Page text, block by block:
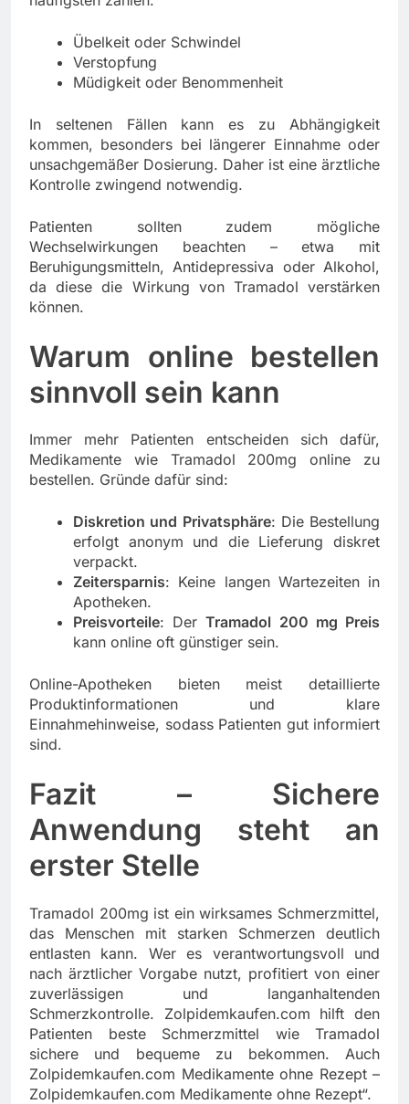
Übelkeit oder Schwindel
Verstopfung
Müdigkeit oder Benommenheit
In seltenen Fällen kann es zu Abhängigkeit
kommen, besonders bei längerer Einnahme oder
unsachgemäßer Dosierung. Daher ist eine ärztliche
Kontrolle zwingend notwendig.
Patienten sollten zudem mögliche
Wechselwirkungen beachten – etwa mit
Beruhigungsmitteln, Antidepressiva oder Alkohol,
da diese die Wirkung von Tramadol verstärken
können.
Warum online bestellen
sinnvoll sein kann
Immer mehr Patienten entscheiden sich dafür,
Medikamente wie Tramadol 200mg online zu
bestellen. Gründe dafür sind:
Diskretion und Privatsphäre: Die Bestellung
erfolgt anonym und die Lieferung diskret
verpackt.
Zeitersparnis: Keine langen Wartezeiten in
Apotheken.
Preisvorteile: DerTramadol 200 mg Preis
kann online oft günstiger sein.
Online-Apotheken bieten meist detaillierte
Produktinformationen und klare
Einnahmehinweise, sodass Patienten gut informiert
sind.
Fazit – Sichere
Anwendung steht an
erster Stelle
Tramadol 200mg ist ein wirksames Schmerzmittel,
das Menschen mit starken Schmerzen deutlich
entlasten kann. Wer es verantwortungsvoll und
nach ärztlicher Vorgabe nutzt, profitiert von einer
zuverlässigen und langanhaltenden
Schmerzkontrolle. Zolpidemkaufen.com hilft den
Patienten beste Schmerzmittel wie Tramadol
sichere und bequeme zu bekommen. Auch
Zolpidemkaufen.com Medikamente ohne Rezept –
Zolpidemkaufen.com Medikamente ohne Rezept“.